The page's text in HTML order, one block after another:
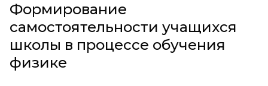
Формирование
самостоятельности учащихся
школы в процессе обучения
физике